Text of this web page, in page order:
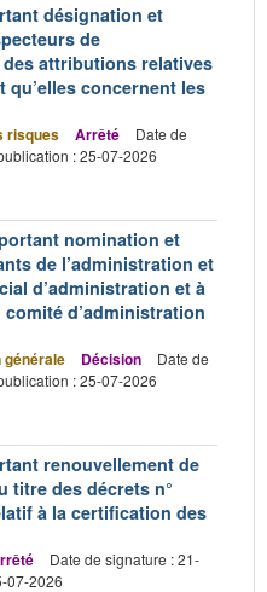
désignation et
de
attributions relatives
qu’elles concernent les
risques Arrêté
Date de
: 25-07-2026
nomination et
de l’administration et
d’administration et à
d’administration
Décision
Date de
: 25-07-2026
renouvellement de
titre des décrets n°
à la certification des
Date de signature : 21-
07-2026